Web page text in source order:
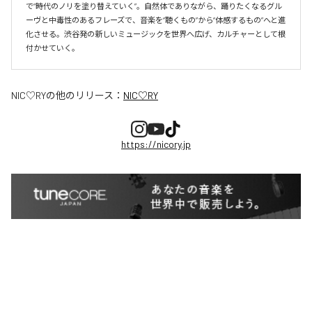
で“時代のノリを塗り替えていく”。自然体でありながら、踊りたくなるグル
ーヴと中毒性のあるフレーズで、音楽を“聴くもの”から“体感するもの”へと進
化させる。渋谷発の新しいミュージックを世界へ広げ、カルチャーとして根
付かせていく。
NIC♡RYの他のリリース： NIC♡RY
https://nicory.jp